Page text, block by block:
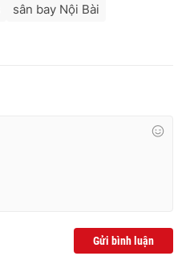
sân bay Nội Bài
Gửi bình luận